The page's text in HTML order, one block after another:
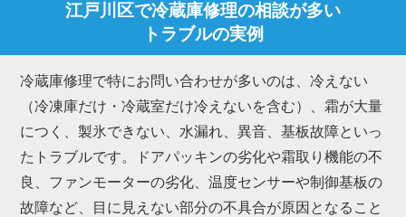
江戸川区で冷蔵庫修理の相談が多い
トラブルの実例
冷蔵庫修理で特にお問い合わせが多いのは、冷えない
（冷凍庫だけ・冷蔵室だけ冷えないを含む）、霜が大量
につく、製氷できない、水漏れ、異音、基板故障といっ
たトラブルです。ドアパッキンの劣化や霜取り機能の不
良、ファンモーターの劣化、温度センサーや制御基板の
故障など、目に見えない部分の不具合が原因となること